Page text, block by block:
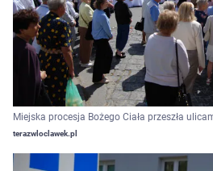
Miejska procesja Bożego Ciała przeszła
terazwloclawek.pl